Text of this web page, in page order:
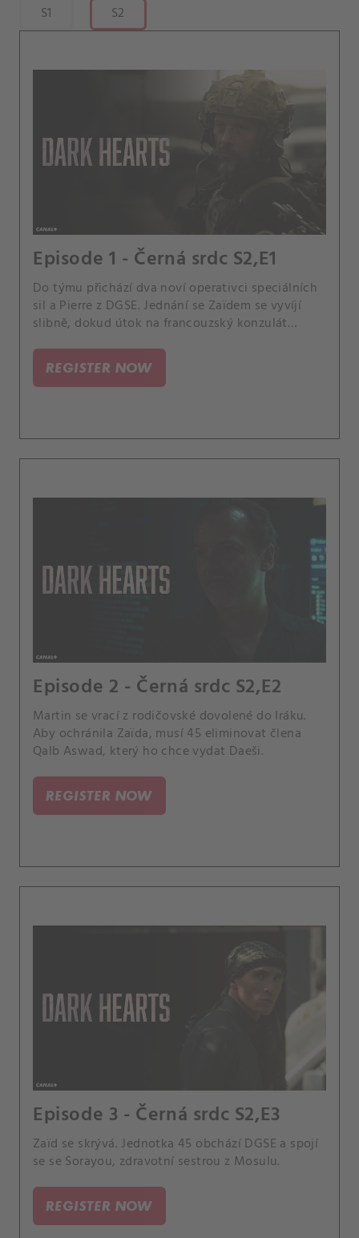
S1 S2
Episode 1 - Černá srdc S2,E1
Do týmu přichází dva noví operativci speciálních
sil a Pierre z DGSE. Jednání se Zaïdem se vyvíjí
slibně, dokud útok na francouzský konzulát
REGISTER NOW
Episode 2 - Černá srdc S2,E2
Martin se vrací z rodičovské dovolené do Iráku.
Aby ochránila Zaïda, musí 45 eliminovat člena
Qalb Aswad, který ho chce vydat Daeši.
REGISTER NOW
Episode 3 - Černá srdc S2,E3
Zaïd se skrývá. Jednotka 45 obchází DGSE a spojí
se se Sorayou, zdravotní sestrou z Mosulu.
REGISTER NOW